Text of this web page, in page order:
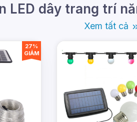
LED dây trang trí
Xem tất cả
27%
GIẢM